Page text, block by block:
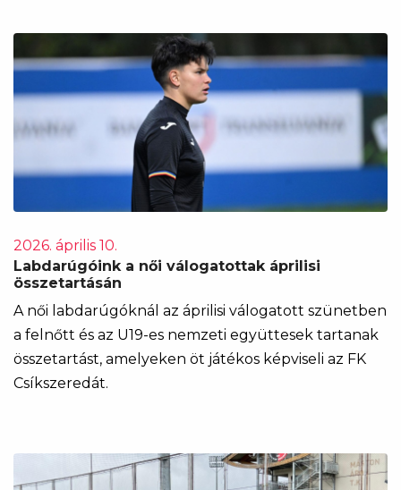
2026. április 10.
Labdarúgóink a női válogatottak áprilisi
összetartásán
A női labdarúgóknál az áprilisi válogatott szünetben
a felnőtt és az U19-es nemzeti együttesek tartanak
összetartást, amelyeken öt játékos képviseli az FK
Csíkszeredát.